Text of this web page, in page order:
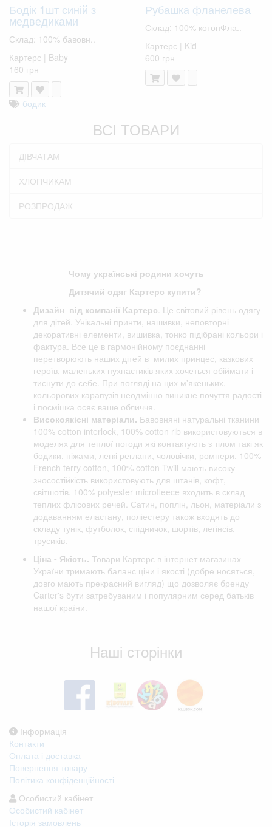
Бодік 1шт синій з
медведиками
Склад: 100% бавовн..
Картерс | Baby
160 грн
Рубашка фланелева
Склад: 100% котонФла..
Картерс | Kid
600 грн
бодик
ВСІ ТОВАРИ
ДІВЧАТАМ
ХЛОПЧИКАМ
РОЗПРОДАЖ
Чому українські родини хочуть
Дитячий одяг Картерс купити?
Дизайн від компанії Картерс . Це світовий рівень одягу
для дітей. Унікальні принти, нашивки, неповторні
декоративні елементи, вишивка, тонко підібрані кольори і
фактура. Все це в гармонійному поєднанні
перетворюють наших дітей в милих принцес, казкових
героїв, маленьких пухнастиків яких хочеться обіймати і
тиснути до себе. При погляді на цих м'якеньких,
кольорових карапузів неодмінно виникне почуття радості
і посмішка осяє ваше обличчя.
Високоякісні матеріали. Бавовняні натуральні тканини
100% cotton interlock, 100% cotton rib використовуються в
моделях для теплої погоди які контактують з тілом такі як
бодики, піжами, легкі реглани, чоловічки, ромпери. 100%
French terry cotton, 100% cotton Twill мають високу
зносостійкість використовують для штанів, кофт,
світшотів. 100% polyester microfleece входить в склад
теплих флісових речей. Сатин, поплін, льон, матеріали з
додаванням еластану, поліестеру також входять до
складу тунік, футболок, спідничок, шортів, легінсів,
трусиків.
Ціна - Якість. Товари Картерс в інтернет магазинах
України тримають баланс ціни і якості (добре носяться,
довго мають прекрасний вигляд) що дозволяє бренду
Carter's бути затребуваним і популярним серед батьків
нашої країни.
Наші сторінки
Інформація
Контакти
Оплата і доставка
Повернення товару
Політика конфіденційності
Особистий кабінет
Особистий кабінет
Історія замовлень